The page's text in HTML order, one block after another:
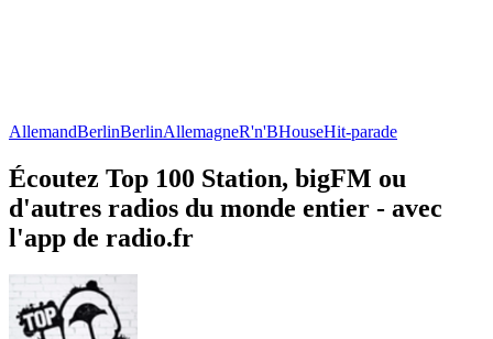
AllemandBerlinBerlinAllemagneR'n'BHouseHit-parade
Écoutez Top 100 Station, bigFM ou
d'autres radios du monde entier - avec
l'app de radio.fr